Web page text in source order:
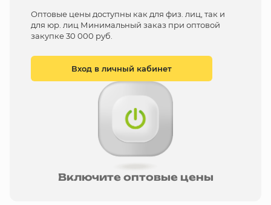
Оптовые цены доступны как для физ. лиц, так и
для юр. лиц Минимальный заказ при оптовой
закупке 30 000 руб.
Вход в личный кабинет
Включите оптовые цены